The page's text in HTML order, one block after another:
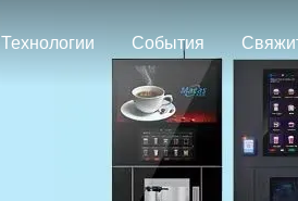
Технологии События